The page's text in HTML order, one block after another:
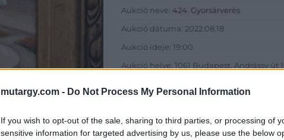
mutargy.com - Do Not Process My Personal Information
If you wish to opt-out of the sale, sharing to third parties, or processing of
sensitive information for targeted advertising by us, please use the below
Aukció neve: 424. Gyorsárverés
Aukció dátuma: 2022.08.18
Aukció ideje: 19:00
Aukció helye: 1061 Budapest, Andrássy út
Eladó adatai